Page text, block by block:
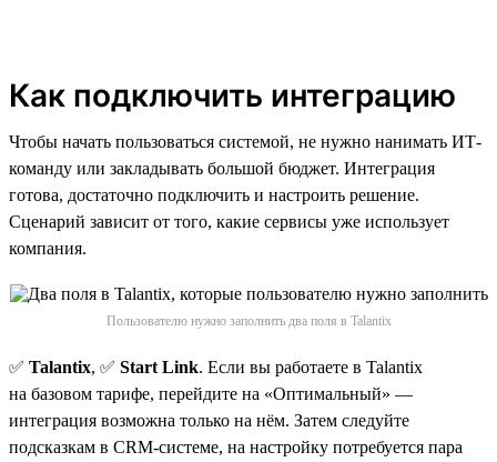
Как подключить интеграцию
Чтобы начать пользоваться системой, не нужно нанимать ИТ-
команду или закладывать большой бюджет. Интеграция
готова, достаточно подключить и настроить решение.
Сценарий зависит от того, какие сервисы уже использует
компания.
Пользователю нужно заполнить два поля в Talantix
✅ Talantix, ✅ Start Link. Если вы работаете в Talantix
на базовом тарифе, перейдите на «Оптимальный» —
интеграция возможна только на нём. Затем следуйте
подсказкам в CRM-системе, на настройку потребуется пара